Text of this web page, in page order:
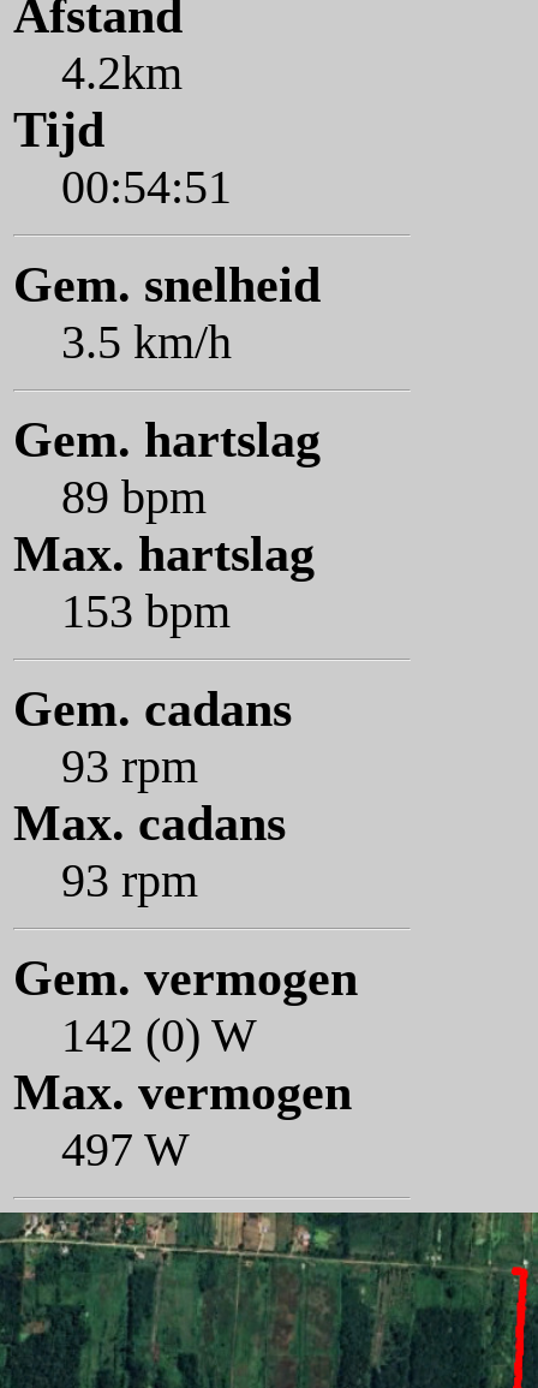
Afstand
4.2km
Tijd
00:54:51
Gem. snelheid
3.5 km/h
Gem. hartslag
89 bpm
Max. hartslag
153 bpm
Gem. cadans
93 rpm
Max. cadans
93 rpm
Gem. vermogen
142 (0) W
Max. vermogen
497 W